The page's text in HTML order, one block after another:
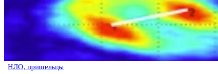
НЛО, пришельцы